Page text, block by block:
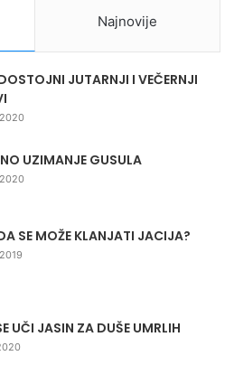
Najnovije
JUTARNJI I VEČERNJI
UZIMANJE GUSULA
SE MOŽE KLANJATI JACIJA?
UČI JASIN ZA DUŠE UMRLIH